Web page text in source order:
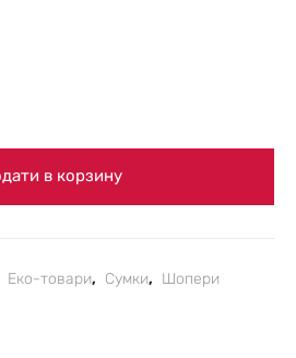
в корзину
Еко-товари, Сумки, Шопери